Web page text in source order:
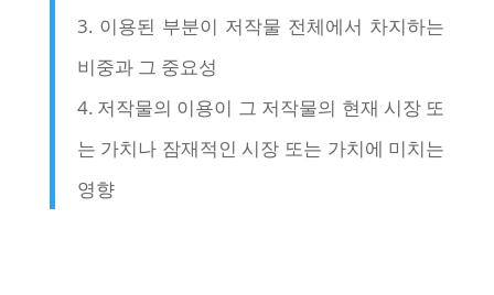
3. 이용된 부분이 저작물 전체에서 차지하는
비중과 그 중요성
4. 저작물의 이용이 그 저작물의 현재 시장 또
는 가치나 잠재적인 시장 또는 가치에 미치는
영향